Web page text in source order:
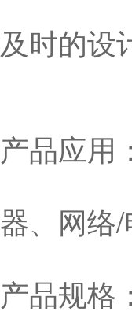
及时的设
产品应用
器、网络
产品规格